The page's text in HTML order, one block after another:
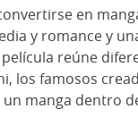
en
y romance y
reúne
los famosos
manga dentro